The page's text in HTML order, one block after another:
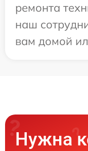
ремонта
наш
вам домой
Нужна